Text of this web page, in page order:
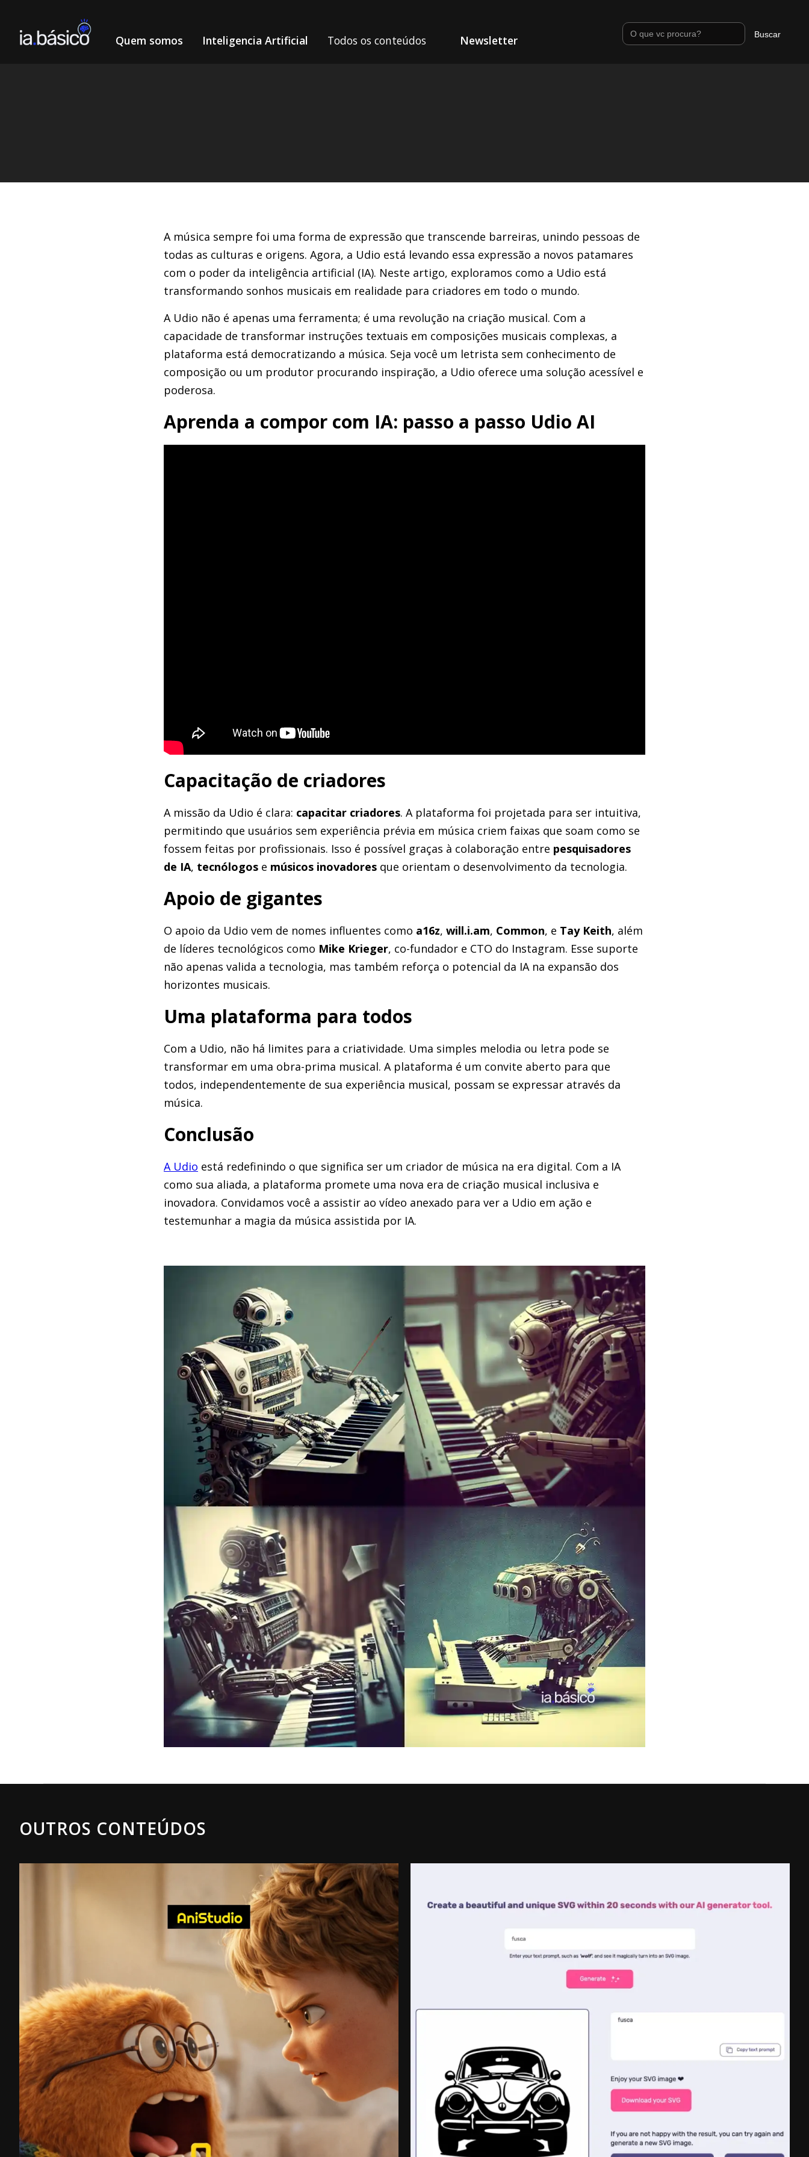
Quem somos Inteligencia Artificial Todos os conteúdos Newsletter
A música sempre foi uma forma de expressão que transcende barreiras, unindo pessoas de
todas as culturas e origens. Agora, a Udio está levando essa expressão a novos patamares
com o poder da inteligência artificial (IA). Neste artigo, exploramos como a Udio está
transformando sonhos musicais em realidade para criadores em todo o mundo.
A Udio não é apenas uma ferramenta; é uma revolução na criação musical. Com a
capacidade de transformar instruções textuais em composições musicais complexas, a
plataforma está democratizando a música. Seja você um letrista sem conhecimento de
composição ou um produtor procurando inspiração, a Udio oferece uma solução acessível e
poderosa.
Aprenda a compor com IA: passo a passo Udio AI
Capacitação de criadores
A missão da Udio é clara: capacitar criadores. A plataforma foi projetada para ser intuitiva,
permitindo que usuários sem experiência prévia em música criem faixas que soam como se
fossem feitas por profissionais. Isso é possível graças à colaboração entre pesquisadores
de IA, tecnólogos e músicos inovadores que orientam o desenvolvimento da tecnologia.
Apoio de gigantes
O apoio da Udio vem de nomes influentes como a16z, will.i.am, Common, e Tay Keith, além
de líderes tecnológicos como Mike Krieger, co-fundador e CTO do Instagram. Esse suporte
não apenas valida a tecnologia, mas também reforça o potencial da IA na expansão dos
horizontes musicais.
Uma plataforma para todos
Com a Udio, não há limites para a criatividade. Uma simples melodia ou letra pode se
transformar em uma obra-prima musical. A plataforma é um convite aberto para que
todos, independentemente de sua experiência musical, possam se expressar através da
música.
Conclusão
A Udio está redefinindo o que significa ser um criador de música na era digital. Com a IA
como sua aliada, a plataforma promete uma nova era de criação musical inclusiva e
inovadora. Convidamos você a assistir ao vídeo anexado para ver a Udio em ação e
testemunhar a magia da música assistida por IA.
OUTROS CONTEÚDOS